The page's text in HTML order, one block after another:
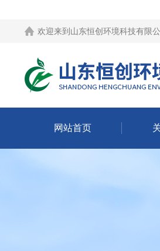
欢迎来到 山东恒创环境科技有限
网站首页